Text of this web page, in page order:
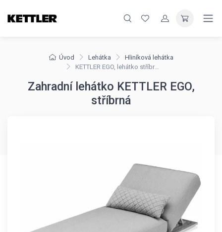
Úvod Lehátka
Hliníková lehátka
KETTLER EGO, lehátko stříbrné
Zahradní lehátko KETTLER EGO,
stříbrná